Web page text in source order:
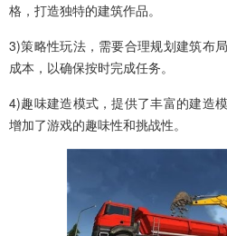
格，打造独特的建筑作品。
3)策略性玩法，需要合理规划建筑布
成本，以确保按时完成任务。
4)趣味建造模式，提供了丰富的建造
增加了游戏的趣味性和挑战性。